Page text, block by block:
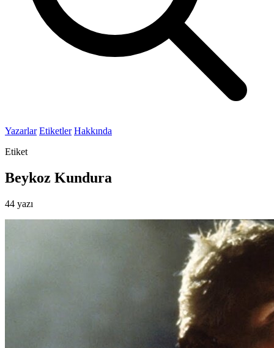
Yazarlar Etiketler Hakkında
Etiket
Beykoz Kundura
44 yazı